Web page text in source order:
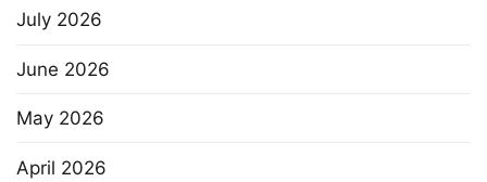
July 2026
June 2026
May 2026
April 2026